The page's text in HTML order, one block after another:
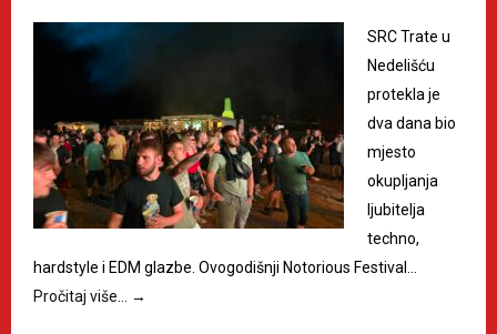
SRC Trate u
Nedelišću
protekla je
dva dana bio
mjesto
okupljanja
ljubitelja
techno,
hardstyle i EDM glazbe. Ovogodišnji Notorious Festival…
Pročitaj više… →